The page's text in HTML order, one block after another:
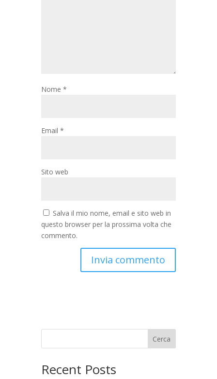
Nome *
Email *
Sito web
Salva il mio nome, email e sito web in
questo browser per la prossima volta che
commento.
Cerca
Recent Posts